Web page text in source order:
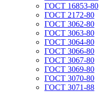
ГОСТ 16853-80
ГОСТ 2172-80
ГОСТ 3062-80
ГОСТ 3063-80
ГОСТ 3064-80
ГОСТ 3066-80
ГОСТ 3067-80
ГОСТ 3069-80
ГОСТ 3070-80
ГОСТ 3071-88